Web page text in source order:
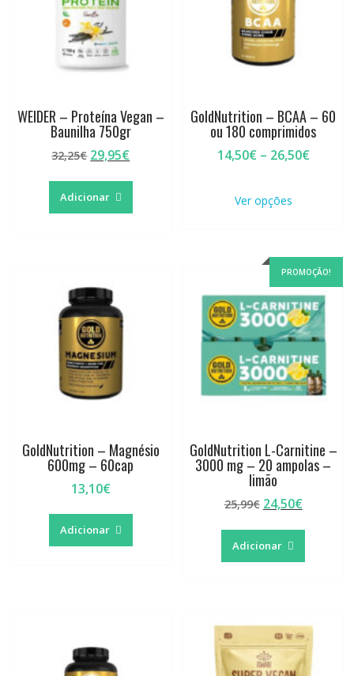
WEIDER – Proteína Vegan –
Baunilha 750gr
32,25€ O
original
era:
29,95€O
Adicionar
GoldNutrition – BCAA – 60
ou 180 comprimidos
14,50€ – 26,50€Price
Ver opções
The
options
may
be
chosen
on
the
product
GoldNutrition – Magnésio
600mg – 60cap
13,10€
Adicionar
PROMOÇÃO!
GoldNutrition L-Carnitine –
3000 mg – 20 ampolas –
limão
25,99€ O
original
era:
24,50€O
Adicionar